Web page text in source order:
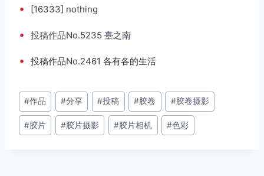
• [16333] nothing
• 投稿作品No.5235 臺之南
• 投稿作品No.2461 各有各的生活
文
章
标
#作品 #分享 #投稿 #胶卷 #胶卷摄影
#胶片 #胶片摄影 #胶片相机 #色彩